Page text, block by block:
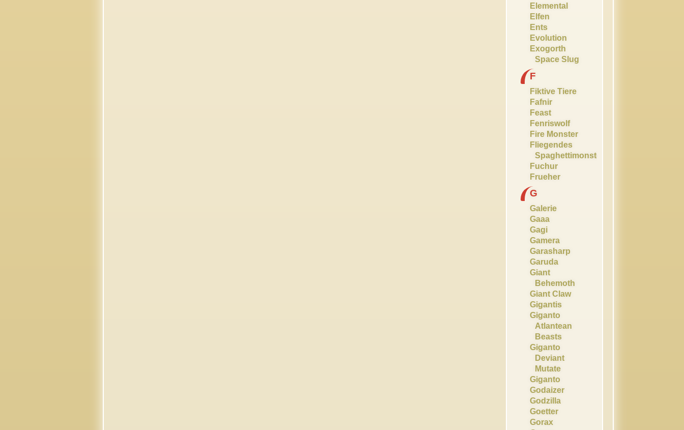
Elemental
Elfen
Ents
Evolution
Exogorth
Space Slug
F
Fiktive Tiere
Fafnir
Feast
Fenriswolf
Fire Monster
Fliegendes
Spaghettimonster
Fuchur
Frueher
G
Galerie
Gaaa
Gagi
Gamera
Garasharp
Garuda
Giant
Behemoth
Giant Claw
Gigantis
Giganto
Atlantean
Beasts
Giganto
Deviant
Mutate
Giganto
Godaizer
Godzilla
Goetter
Gorax